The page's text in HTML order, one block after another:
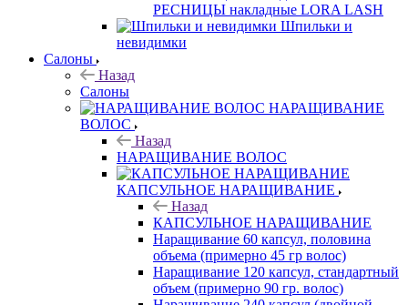
РЕСНИЦЫ накладные LORA LASH
Шпильки и
невидимки
Салоны
Назад
Салоны
НАРАЩИВАНИЕ
ВОЛОС
Назад
НАРАЩИВАНИЕ ВОЛОС
КАПСУЛЬНОЕ НАРАЩИВАНИЕ
Назад
КАПСУЛЬНОЕ НАРАЩИВАНИЕ
Наращивание 60 капсул, половина
объема (примерно 45 гр волос)
Наращивание 120 капсул, стандартный
объем (примерно 90 гр. волос)